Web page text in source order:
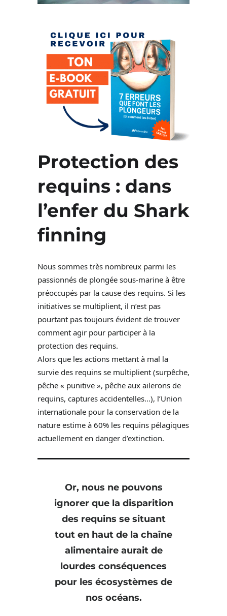
Protection des
requins : dans
l’enfer du Shark
finning
Nous sommes très nombreux parmi les
passionnés de plongée sous-marine à être
préoccupés par la cause des requins. Si les
initiatives se multiplient, il n’est pas
pourtant pas toujours évident de trouver
comment agir pour participer à la
protection des requins.
Alors que les actions mettant à mal la
survie des requins se multiplient (surpêche,
pêche « punitive », pêche aux ailerons de
requins, captures accidentelles…), l’Union
internationale pour la conservation de la
nature estime à 60% les requins pélagiques
actuellement en danger d’extinction.
Or, nous ne pouvons
ignorer que la disparition
des requins se situant
tout en haut de la chaîne
alimentaire aurait de
lourdes conséquences
pour les écosystèmes de
nos océans.